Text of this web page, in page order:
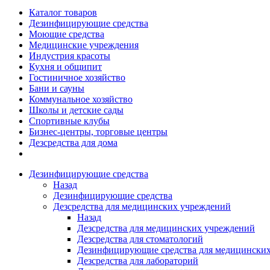
Каталог товаров
Дезинфицирующие средства
Моющие средства
Медицинские учреждения
Индустрия красоты
Кухня и общипит
Гостиничное хозяйство
Бани и сауны
Коммунальное хозяйство
Школы и детские сады
Спортивные клубы
Бизнес-центры, торговые центры
Дезсредства для дома
Дезинфицирующие средства
Назад
Дезинфицирующие средства
Дезсредства для медицинских учреждений
Назад
Дезсредства для медицинских учреждений
Дезсредства для стоматологий
Дезинфицирующие средства для
Дезсредства для лабораторий